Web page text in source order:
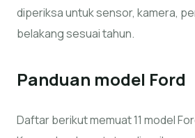
diperiksa untuk sensor, kamera,
belakang sesuai tahun.
Panduan model Ford
Daftar berikut memuat 11 model